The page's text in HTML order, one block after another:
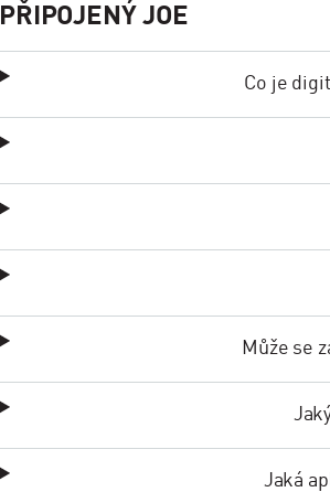
PŘIPOJENÝ JOE
Co je
Může se
Jaká